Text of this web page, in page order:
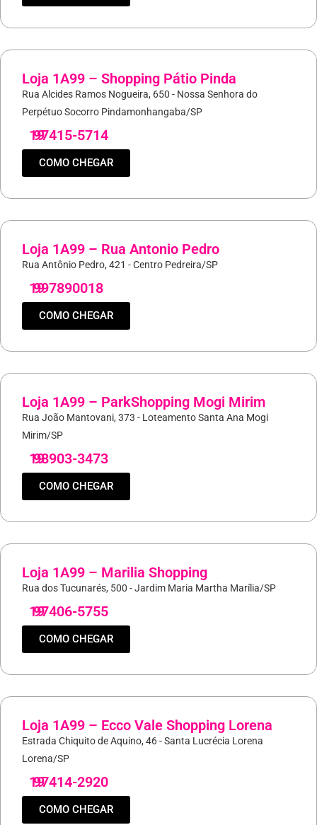
Loja 1A99 – Shopping Pátio Pinda
Rua Alcides Ramos Nogueira, 650 - Nossa Senhora do
Perpétuo Socorro Pindamonhangaba/SP
19
97415-5714
COMO CHEGAR
Loja 1A99 – Rua Antonio Pedro
Rua Antônio Pedro, 421 - Centro Pedreira/SP
19
997890018
COMO CHEGAR
Loja 1A99 – ParkShopping Mogi Mirim
Rua João Mantovani, 373 - Loteamento Santa Ana Mogi
Mirim/SP
19
98903-3473
COMO CHEGAR
Loja 1A99 – Marilia Shopping
Rua dos Tucunarés, 500 - Jardim Maria Martha Marília/SP
19
97406-5755
COMO CHEGAR
Loja 1A99 – Ecco Vale Shopping Lorena
Estrada Chiquito de Aquino, 46 - Santa Lucrécia Lorena
Lorena/SP
19
97414-2920
COMO CHEGAR